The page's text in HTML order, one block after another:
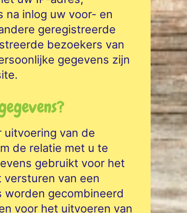
na inlog uw voor- en
geregistreerde
bezoekers van
gegevens zijn
van de
de relatie met u te
gebruikt voor het
versturen van een
worden gecombineerd
voor het uitvoeren van